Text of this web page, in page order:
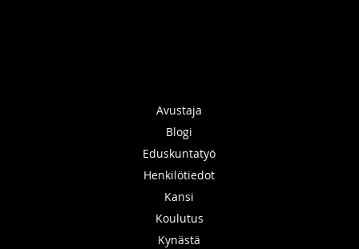
Avustaja
Blogi
Eduskuntatyö
Henkilötiedot
Kansi
Koulutus
Kynästä